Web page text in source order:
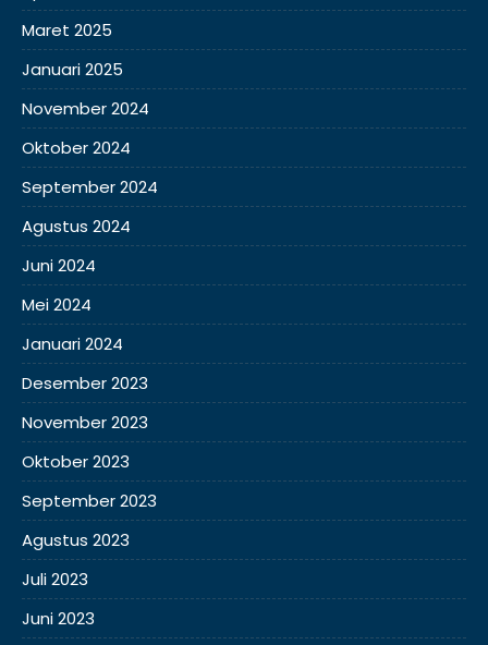
Maret 2025
Januari 2025
November 2024
Oktober 2024
September 2024
Agustus 2024
Juni 2024
Mei 2024
Januari 2024
Desember 2023
November 2023
Oktober 2023
September 2023
Agustus 2023
Juli 2023
Juni 2023